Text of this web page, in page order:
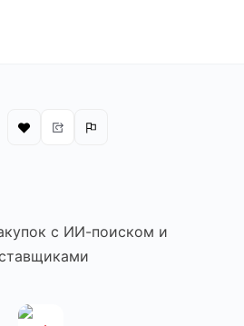
с ИИ-поиском и